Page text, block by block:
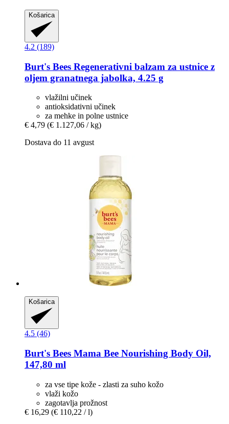
Košarica
4.2 (189)
Burt's Bees Regenerativni balzam za ustnice z
oljem granatnega jabolka, 4.25 g
vlažilni učinek
antioksidativni učinek
za mehke in polne ustnice
€ 4,79 (€ 1.127,06 / kg)
Dostava do 11 avgust
Košarica
4.5 (46)
Burt's Bees Mama Bee Nourishing Body Oil,
147,80 ml
za vse tipe kože - zlasti za suho kožo
vlaži kožo
zagotavlja prožnost
€ 16,29 (€ 110,22 / l)